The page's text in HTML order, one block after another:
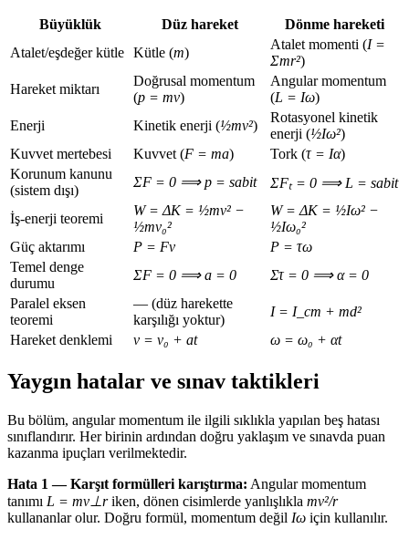
Büyüklük Düz hareket
Dönme hareketi
Atalet/eşdeğer kütle Kütle (m)
Atalet momenti (I =
Σmr²)
Hareket miktarı
Doğrusal momentum
(p = mv)
Angular momentum
(L = Iω)
Enerji
Kinetik enerji (½mv²)
Rotasyonel kinetik
enerji (½Iω²)
Kuvvet mertebesi
Kuvvet (F = ma) Tork (τ = Iα)
Korunum kanunu
(sistem dışı)
ΣF = 0 ⟹ p = sabit ΣFₜ = 0 ⟹ L = sabit
İş-enerji teoremi
W = ΔK = ½mv² −
½mv₀²
W = ΔK = ½Iω² −
½Iω₀²
Güç aktarımı
P = Fv
P = τω
Temel denge
durumu
ΣF = 0 ⟹ a = 0
Στ = 0 ⟹ α = 0
Paralel eksen
teoremi
— (düz harekette
karşılığı yoktur)
I = I_cm + md²
Hareket denklemi
v = v₀ + at ω = ω₀ + αt
Yaygın hatalar ve sınav taktikleri
Bu bölüm, angular momentum ile ilgili sıklıkla yapılan beş hatası
sınıflandırır. Her birinin ardından doğru yaklaşım ve sınavda puan
kazanma ipuçları verilmektedir.
Hata 1 — Karşıt formülleri karıştırma: Angular momentum
tanımı L = mv⊥riken, dönen cisimlerde yanlışlıkla mv²/r
kullananlar olur. Doğru formül, momentum değil Iω için kullanılır.